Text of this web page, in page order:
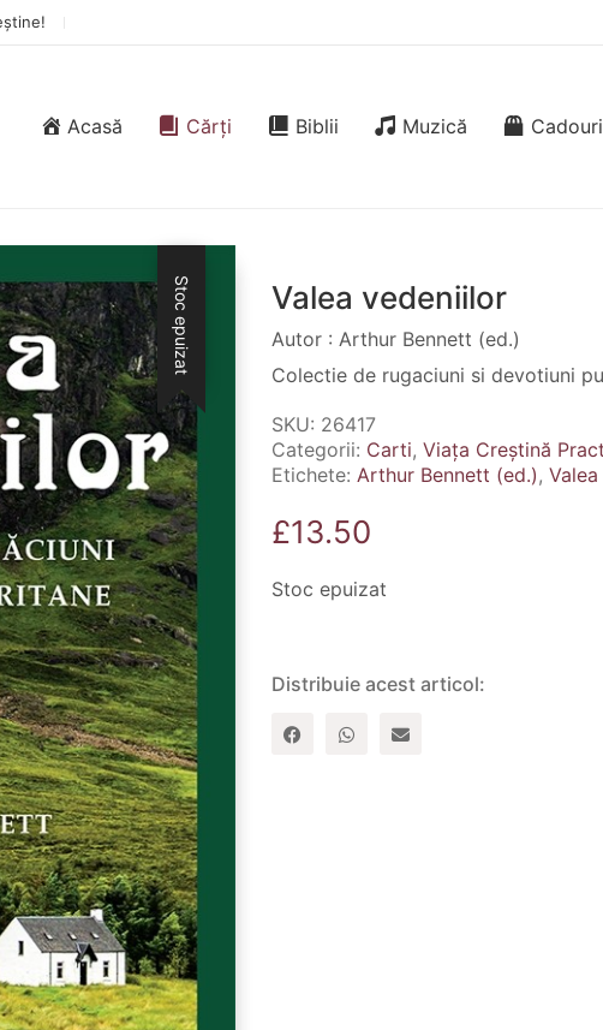
Acasă Cărți Biblii Muzică Cadouri
Stoc epuizat Valea vedeniilor
Autor : Arthur Bennett (ed.)
Colectie de rugaciuni si devotiuni
SKU: 26417
Categorii: Carti, Viața Creștină
Etichete: Arthur Bennett (ed.),
£13.50
Stoc epuizat
Distribuie acest articol: